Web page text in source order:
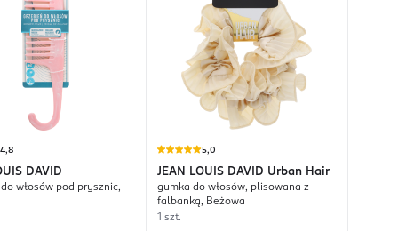
4,8
DAVID
włosów pod prysznic,
5,0
JEAN LOUIS DAVID Urban Hair
gumka do włosów, plisowana z
falbanką, Beżowa
1 szt.